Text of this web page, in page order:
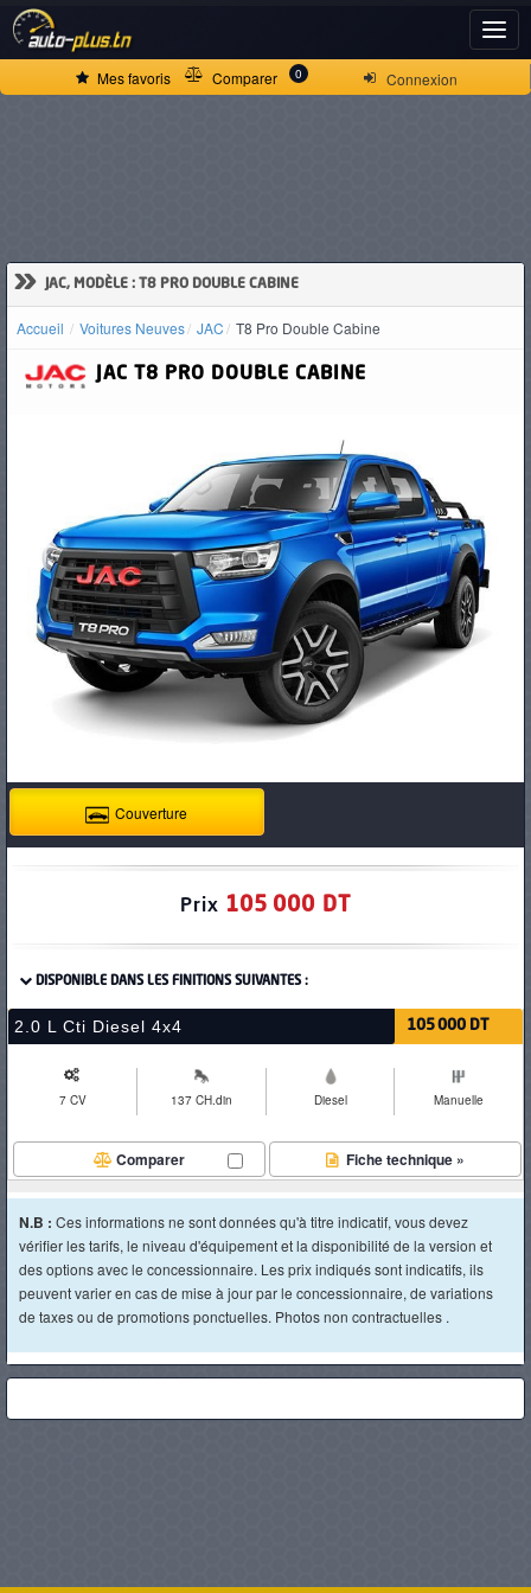
Connexion
Mes favoris Comparer 0
» JAC, MODÈLE : T8 PRO DOUBLE CABINE
Accueil Voitures Neuves JAC T8 Pro Double Cabine
JAC T8 PRO DOUBLE CABINE
Couverture
Prix 105 000 DT
DISPONIBLE DANS LES FINITIONS SUIVANTES :
2.0 L Cti Diesel 4x4 105 000 DT
7 CV 137 CH.din Diesel Manuelle
Fiche technique »
Comparer
N.B : Ces informations ne sont données qu'à titre indicatif, vous devez
vérifier les tarifs, le niveau d'équipement et la disponibilité de la version et
des options avec le concessionnaire. Les prix indiqués sont indicatifs, ils
peuvent varier en cas de mise à jour par le concessionnaire, de variations
de taxes ou de promotions ponctuelles. Photos non contractuelles .
ACCUEIL
D'OCCASION
PNEUS